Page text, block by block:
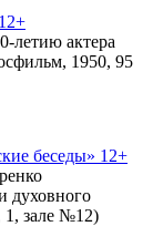
летию актера
1950, 95
беседы» 12+
духовного
1, зале №12)